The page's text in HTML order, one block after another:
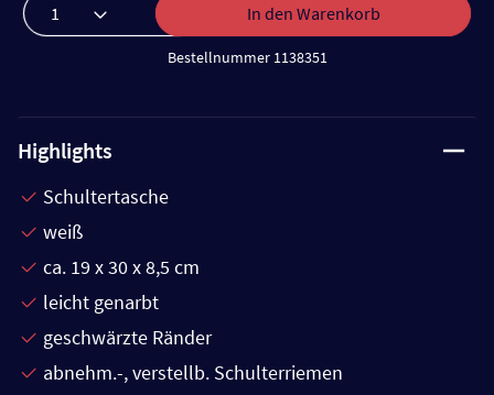
In den Warenkorb
Bestellnummer 1138351
Highlights
Schultertasche
weiß
ca. 19 x 30 x 8,5 cm
leicht genarbt
geschwärzte Ränder
abnehm.-, verstellb. Schulterriemen